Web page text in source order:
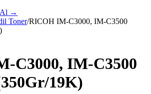
Al →
Toner/RICOH IM-C3000, IM-C3500
C3000, IM-C3500
19K)